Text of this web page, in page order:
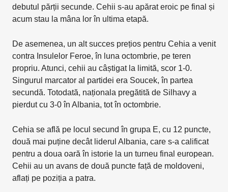
debutul părții secunde. Cehii s-au apărat eroic pe final și
acum stau la mâna lor în ultima etapă.
De asemenea, un alt succes prețios pentru Cehia a venit
contra Insulelor Feroe, în luna octombrie, pe teren
propriu. Atunci, cehii au câștigat la limită, scor 1-0.
Singurul marcator al partidei era Soucek, în partea
secundă. Totodată, naționala pregătită de Silhavy a
pierdut cu 3-0 în Albania, tot în octombrie.
Cehia se află pe locul secund în grupa E, cu 12 puncte,
două mai puține decât liderul Albania, care s-a calificat
pentru a doua oară în istorie la un turneu final european.
Cehii au un avans de două puncte față de moldoveni,
aflați pe poziția a patra.